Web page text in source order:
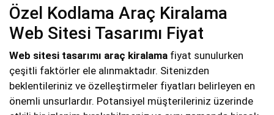
Özel Kodlama Araç Kiralama
Web Sitesi Tasarımı Fiyat
Web sitesi tasarımı araç kiralama fiyat sunulurken
çeşitli faktörler ele alınmaktadır. Sitenizden
beklentileriniz ve özelleştirmeler fiyatları belirleyen en
önemli unsurlardır. Potansiyel müşterileriniz üzerinde